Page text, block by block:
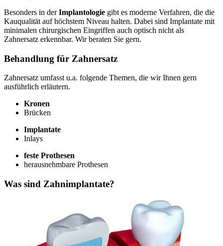
Besonders in derImplantologie gibt es moderne Verfahren, die die
Kauqualität auf höchstem Niveau halten. Dabei sind Implantate mit
minimalen chirurgischen Eingriffen auch optisch nicht als
Zahnersatz erkennbar. Wir beraten Sie gern.
Behandlung für Zahnersatz
Zahnersatz umfasst u.a. folgende Themen, die wir Ihnen gern
ausführlich erläutern.
Kronen
Brücken
Implantate
Inlays
feste Prothesen
herausnehmbare Prothesen
Was sind Zahnimplantate?